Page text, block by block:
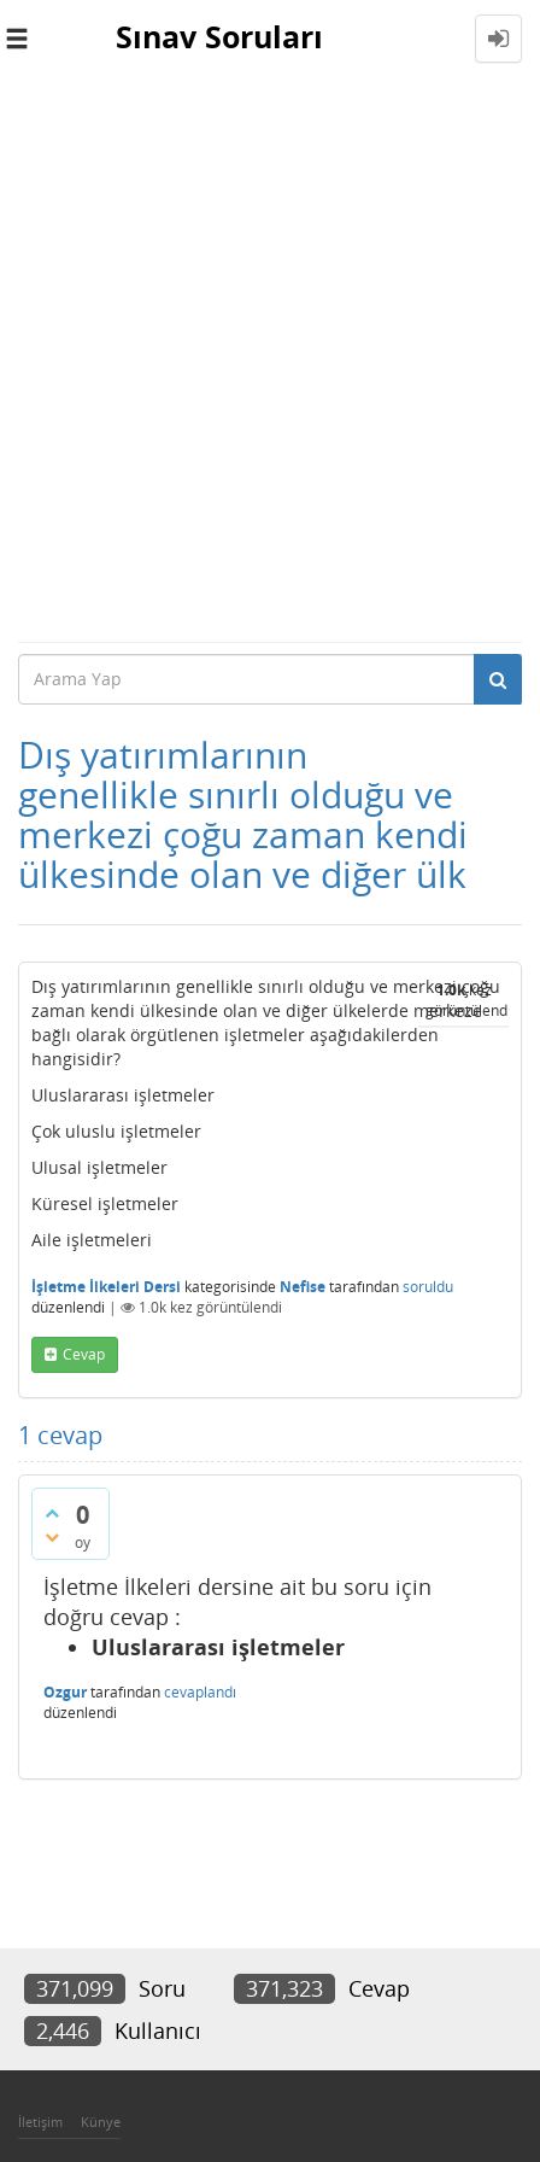
Toggle
Sınav Soruları
Dış yatırımlarının
genellikle sınırlı olduğu ve
merkezi çoğu zaman kendi
ülkesinde olan ve diğer ülk
1.0kkez
görüntülendi
Dış yatırımlarının genellikle sınırlı olduğu ve merkezi çoğu
zaman kendi ülkesinde olan ve diğer ülkelerde merkeze
bağlı olarak örgütlenen işletmeler aşağıdakilerden
hangisidir?
Uluslararası işletmeler
Çok uluslu işletmeler
Ulusal işletmeler
Küresel işletmeler
Aile işletmeleri
İşletme İlkeleri Dersi kategorisinde Nefisetarafındansoruldu
düzenlendi | 1.0k kez görüntülendi
Cevap
1 cevap
0
oy
İşletme İlkeleri dersine ait bu soru için
doğru cevap :
Uluslararası işletmeler
Ozgurtarafındancevaplandı
düzenlendi
371,099 Soru 371,323
Cevap
2,446
Kullanıcı
İletişim Künye